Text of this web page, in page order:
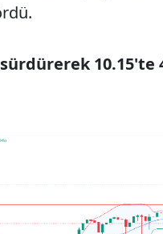
10.15'te